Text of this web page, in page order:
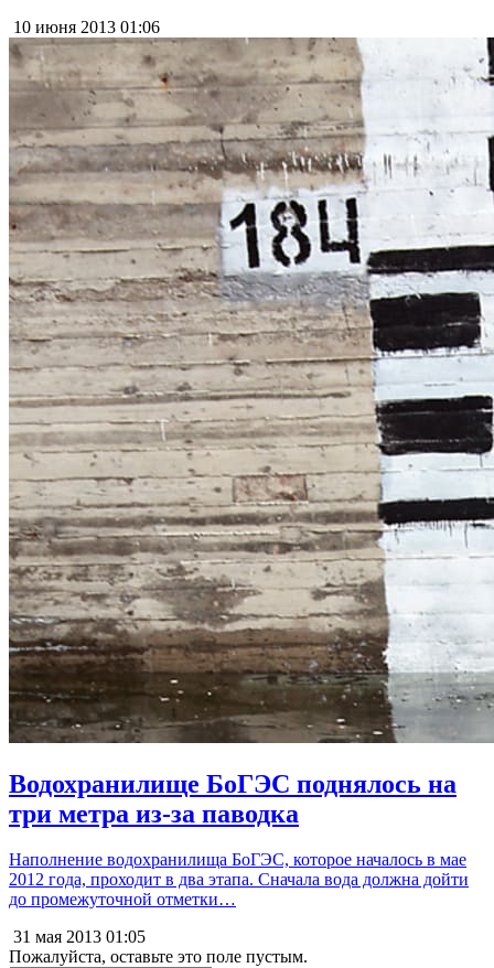
10 июня 2013 01:06
Водохранилище БоГЭС поднялось на
три метра из-за паводка
Наполнение водохранилища БоГЭС, которое началось в мае
2012 года, проходит в два этапа. Сначала вода должна дойти
до промежуточной отметки…
31 мая 2013 01:05
Пожалуйста, оставьте это поле пустым.